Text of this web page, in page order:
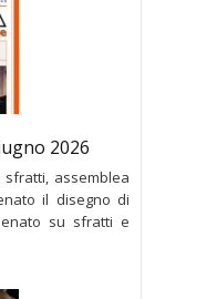
2026
sfratti, assemblea
il disegno di
su sfratti e